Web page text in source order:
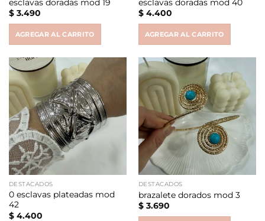
esclavas doradas mod 19
$3.490
AGREGAR AL CARRITO
esclavas doradas mod 40
$4.400
AGREGAR AL CARRITO
DESTACADOS
0 esclavas plateadas mod
42
$4.400
DESTACADOS
brazalete dorados mod 3
$3.690